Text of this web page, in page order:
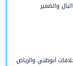
والضمير
أبوظبي والرياض